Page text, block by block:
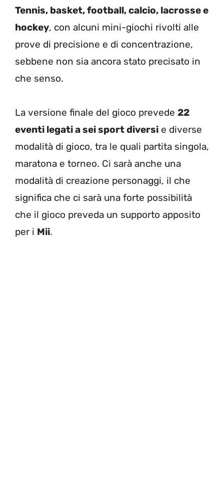
Tennis, basket, football, calcio, lacrosse e
hockey, con alcuni mini-giochi rivolti alle
prove di precisione e di concentrazione,
sebbene non sia ancora stato precisato in
che senso.
La versione finale del gioco prevede 22
eventi legati a sei sport diversi e diverse
modalità di gioco, tra le quali partita singola,
maratona e torneo. Ci sarà anche una
modalità di creazione personaggi, il che
significa che ci sarà una forte possibilità
che il gioco preveda un supporto apposito
per i Mii.